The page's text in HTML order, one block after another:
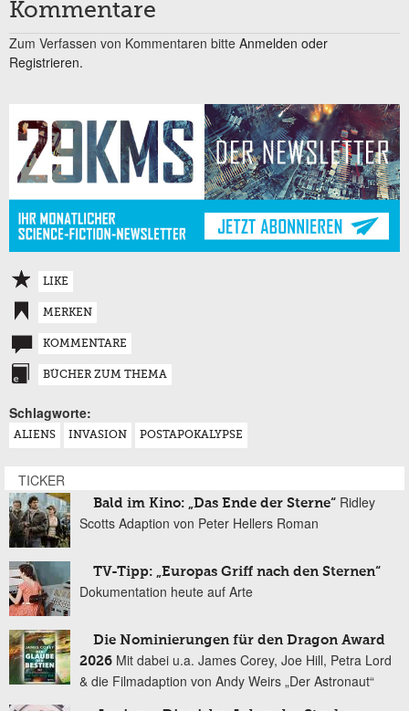
Kommentare
Zum Verfassen von Kommentaren bitte Anmelden oder
Registrieren.
LIKE
MERKEN
KOMMENTARE
BÜCHER ZUM THEMA
Schlagworte:
ALIENS INVASION POSTAPOKALYPSE
TICKER
Bald im Kino: „Das Ende der Sterne“ Ridley
Scotts Adaption von Peter Hellers Roman
TV-Tipp: „Europas Griff nach den Sternen“
Dokumentation heute auf Arte
Die Nominierungen für den Dragon Award
2026 Mit dabei u.a. James Corey, Joe Hill, Petra Lord
& die Filmadaption von Andy Weirs „Der Astronaut“